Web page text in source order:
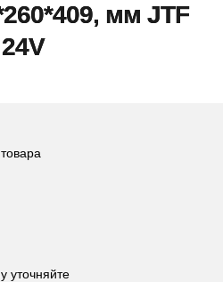
мм JTF
24V
уточняйте